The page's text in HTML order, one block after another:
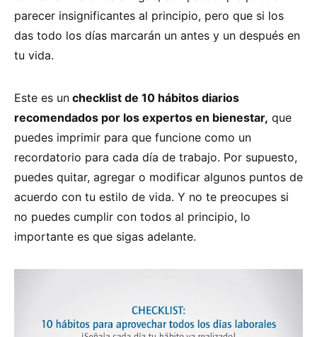
parecer insignificantes al principio, pero que si los
das todo los días marcarán un antes y un después en
tu vida.
Este es un checklist de 10 hábitos diarios
recomendados por los expertos en bienestar, que
puedes imprimir para que funcione como un
recordatorio para cada día de trabajo. Por supuesto,
puedes quitar, agregar o modificar algunos puntos de
acuerdo con tu estilo de vida. Y no te preocupes si
no puedes cumplir con todos al principio, lo
importante es que sigas adelante.